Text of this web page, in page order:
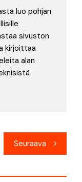
luo pohjan
sivuston
kirjoittaa
alan
Seuraava